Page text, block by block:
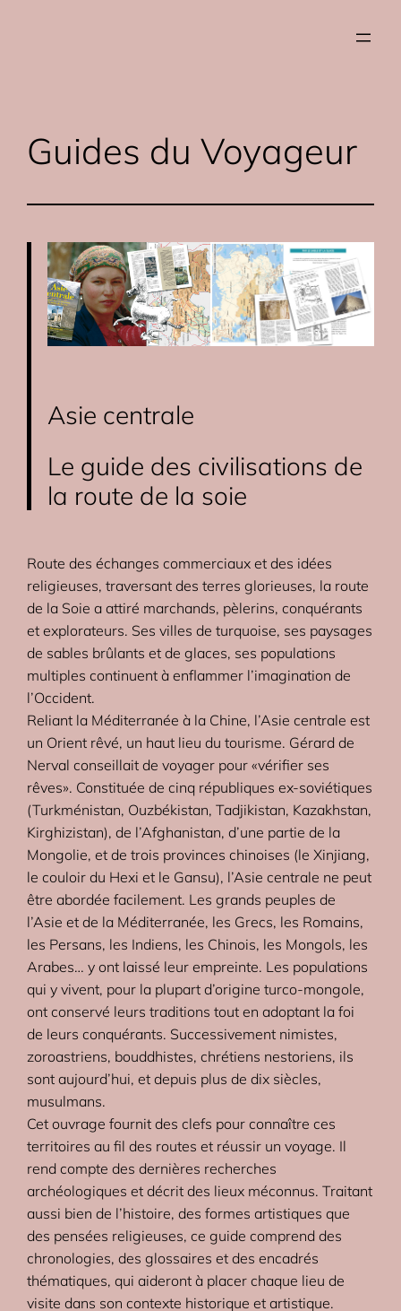
Guides du Voyageur
Asie centrale
Le guide des civilisations de
la route de la soie
Route des échanges commerciaux et des idées
religieuses, traversant des terres glorieuses, la route
de la Soie a attiré marchands, pèlerins, conquérants
et explorateurs. Ses villes de turquoise, ses paysages
de sables brûlants et de glaces, ses populations
multiples continuent à enflammer l’imagination de
l’Occident.
Reliant la Méditerranée à la Chine, l’Asie centrale est
un Orient rêvé, un haut lieu du tourisme. Gérard de
Nerval conseillait de voyager pour «vérifier ses
rêves». Constituée de cinq républiques ex-soviétiques
(Turkménistan, Ouzbékistan, Tadjikistan, Kazakhstan,
Kirghizistan), de l’Afghanistan, d’une partie de la
Mongolie, et de trois provinces chinoises (le Xinjiang,
le couloir du Hexi et le Gansu), l’Asie centrale ne peut
être abordée facilement. Les grands peuples de
l’Asie et de la Méditerranée, les Grecs, les Romains,
les Persans, les Indiens, les Chinois, les Mongols, les
Arabes… y ont laissé leur empreinte. Les populations
qui y vivent, pour la plupart d’origine turco-mongole,
ont conservé leurs traditions tout en adoptant la foi
de leurs conquérants. Successivement nimistes,
zoroastriens, bouddhistes, chrétiens nestoriens, ils
sont aujourd’hui, et depuis plus de dix siècles,
musulmans.
Cet ouvrage fournit des clefs pour connaître ces
territoires au fil des routes et réussir un voyage. Il
rend compte des dernières recherches
archéologiques et décrit des lieux méconnus. Traitant
aussi bien de l’histoire, des formes artistiques que
des pensées religieuses, ce guide comprend des
chronologies, des glossaires et des encadrés
thématiques, qui aideront à placer chaque lieu de
visite dans son contexte historique et artistique.